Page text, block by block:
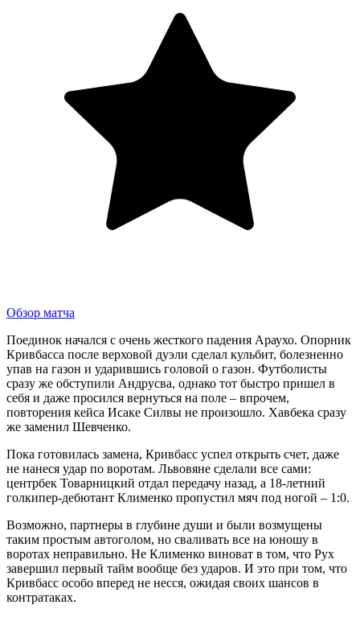
Обзор матча
Поединок начался с очень жесткого падения Араухо. Опорник
Кривбасса после верховой дуэли сделал кульбит, болезненно
упав на газон и ударившись головой о газон. Футболисты
сразу же обступили Андрусва, однако тот быстро пришел в
себя и даже просился вернуться на поле – впрочем,
повторения кейса Исаке Силвы не произошло. Хавбека сразу
же заменил Шевченко.
Пока готовилась замена, Кривбасс успел открыть счет, даже
не нанеся удар по воротам. Львовяне сделали все сами:
центрбек Товарницкий отдал передачу назад, а 18-летний
голкипер-дебютант Клименко пропустил мяч под ногой – 1:0.
Возможно, партнеры в глубине души и были возмущены
таким простым автоголом, но сваливать все на юношу в
воротах неправильно. Не Клименко виноват в том, что Рух
завершил первый тайм вообще без ударов. И это при том, что
Кривбасс особо вперед не несся, ожидая своих шансов в
контратаках.